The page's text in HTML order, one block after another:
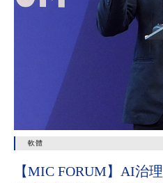
軟體
【MIC FORUM】AI治